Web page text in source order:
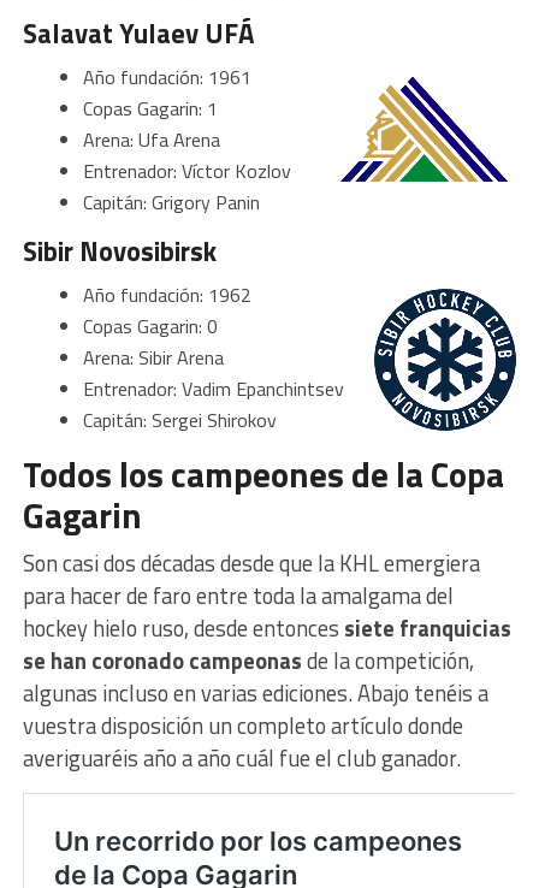
Salavat Yulaev UFÁ
Año fundación: 1961
Copas Gagarin: 1
Arena: Ufa Arena
Entrenador: Víctor Kozlov
Capitán: Grigory Panin
Sibir Novosibirsk
Año fundación: 1962
Copas Gagarin: 0
Arena: Sibir Arena
Entrenador: Vadim Epanchintsev
Capitán: Sergei Shirokov
Todos los campeones de la Copa
Gagarin
Son casi dos décadas desde que la KHL emergiera
para hacer de faro entre toda la amalgama del
hockey hielo ruso, desde entonces siete franquicias
se han coronado campeonasde la competición,
algunas incluso en varias ediciones. Abajo tenéis a
vuestra disposición un completo artículo donde
averiguaréis año a año cuál fue el club ganador.